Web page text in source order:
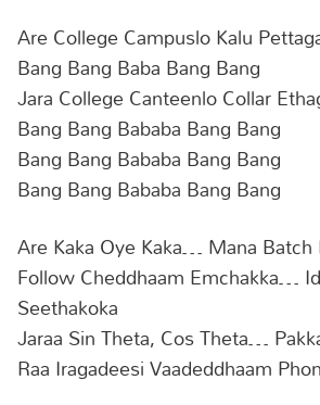
Are College Campuslo Kalu
Bang Bang Baba Bang Bang
Jara College Canteenlo Collar
Bang Bang Bababa Bang Bang
Bang Bang Bababa Bang Bang
Bang Bang Bababa Bang Bang
Are Kaka Oye Kaka… Mana Batch
Follow Cheddhaam Emchakka…
Seethakoka
Jaraa Sin Theta, Cos Theta…
Raa Iragadeesi Vaadeddhaam